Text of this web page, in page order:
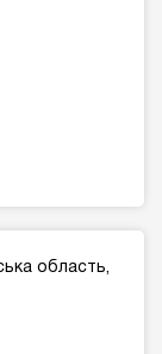
область,